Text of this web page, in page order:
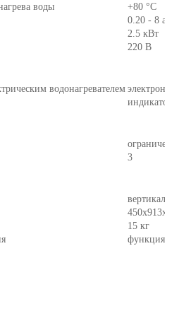
воды
+80 °С
0.20 - 8 атм.
2.5 кВт
220 В
водонагревателем
индикатор
3
15 кг
функция